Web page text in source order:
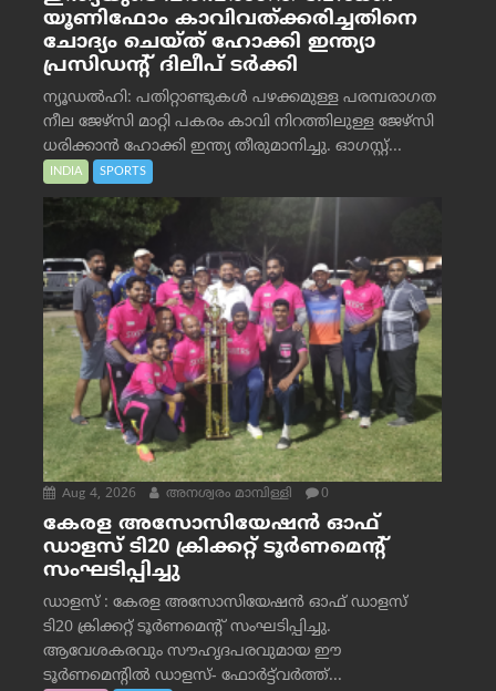
യൂണിഫോം കാവിവത്ക്കരിച്ചതിനെ
ചോദ്യം ചെയ്ത് ഹോക്കി ഇന്ത്യാ
പ്രസിഡന്റ് ദിലീപ് ടര്‍ക്കി
ന്യൂഡൽഹി: പതിറ്റാണ്ടുകൾ പഴക്കമുള്ള പരമ്പരാഗത
നീല ജേഴ്‌സി മാറ്റി പകരം കാവി നിറത്തിലുള്ള ജേഴ്‌സി
ധരിക്കാൻ ഹോക്കി ഇന്ത്യ തീരുമാനിച്ചു. ഓഗസ്റ്റ്...
INDIA SPORTS
Aug 4, 2026 അനശ്വരം മാമ്പിള്ളി 0
കേരള അസോസിയേഷൻ ഓഫ്
ഡാളസ് ടി20 ക്രിക്കറ്റ് ടൂർണമെന്റ്
സംഘടിപ്പിച്ചു
ഡാളസ് : കേരള അസോസിയേഷൻ ഓഫ് ഡാളസ്
ടി20 ക്രിക്കറ്റ് ടൂർണമെന്റ് സംഘടിപ്പിച്ചു.
ആവേശകരവും സൗഹൃദപരവുമായ ഈ
ടൂർണമെന്റിൽ ഡാളസ്- ഫോർട്ട്‌വര്‍ത്ത്...